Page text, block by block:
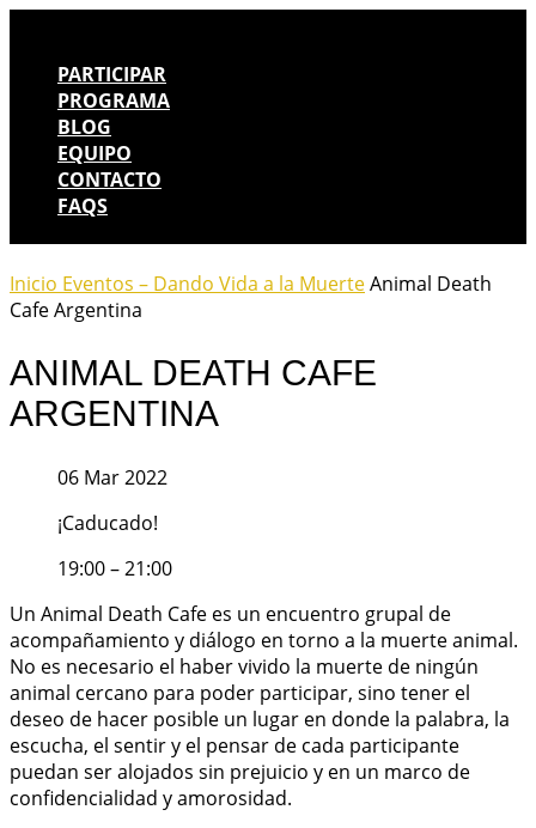
PARTICIPAR
PROGRAMA
BLOG
EQUIPO
CONTACTO
FAQS
Inicio Eventos – Dando Vida a la MuerteAnimal Death
Cafe Argentina
ANIMAL DEATH CAFE
ARGENTINA
06 Mar 2022
¡Caducado!
19:00 – 21:00
Un Animal Death Cafe es un encuentro grupal de
acompañamiento y diálogo en torno a la muerte animal.
No es necesario el haber vivido la muerte de ningún
animal cercano para poder participar, sino tener el
deseo de hacer posible un lugar en donde la palabra, la
escucha, el sentir y el pensar de cada participante
puedan ser alojados sin prejuicio y en un marco de
confidencialidad y amorosidad.